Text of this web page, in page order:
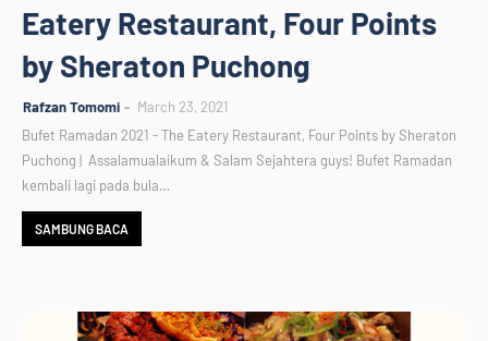
Eatery Restaurant, Four Points
by Sheraton Puchong
Rafzan Tomomi
March 23, 2021
Bufet Ramadan 2021 - The Eatery Restaurant, Four Points by Sheraton
Puchong | Assalamualaikum & Salam Sejahtera guys! Bufet Ramadan
kembali lagi pada bula…
SAMBUNG BACA